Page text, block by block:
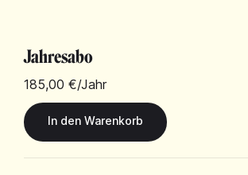
Jahresabo
185,00 €/Jahr